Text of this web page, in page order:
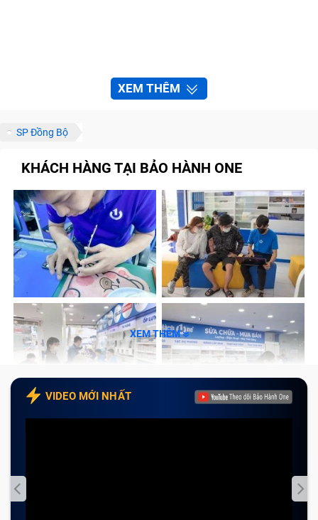
XEM THÊM
SP Đồng Bộ
KHÁCH HÀNG TẠI BẢO HÀNH ONE
XEM THÊM
VIDEO MỚI NHẤT